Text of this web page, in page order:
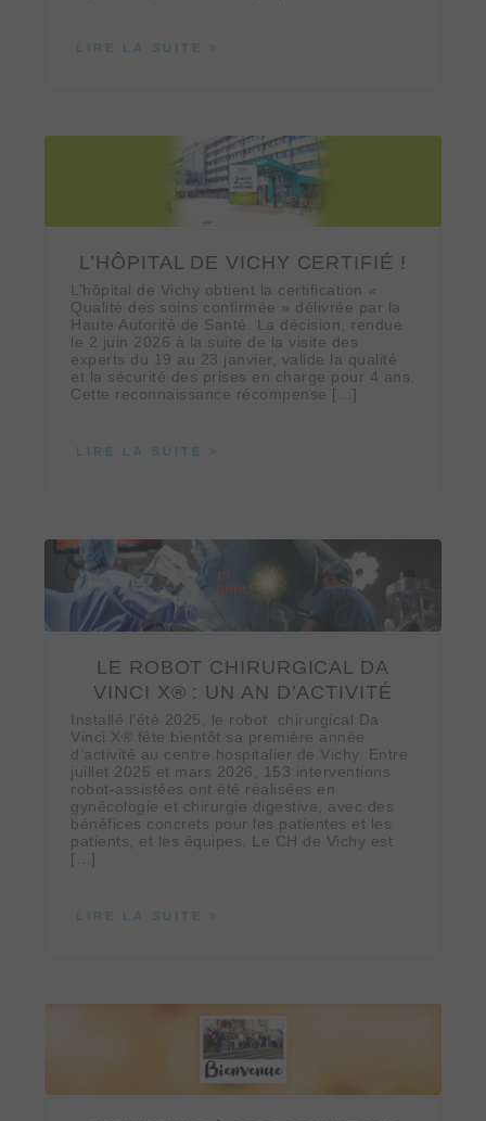
LIRE LA SUITE
L’HÔPITAL DE VICHY CERTIFIÉ !
L’hôpital de Vichy obtient la certification «
Qualité des soins confirmée » délivrée par la
Haute Autorité de Santé. La décision, rendue
le 2 juin 2026 à la suite de la visite des
experts du 19 au 23 janvier, valide la qualité
et la sécurité des prises en charge pour 4 ans.
Cette reconnaissance récompense […]
LIRE LA SUITE
LE ROBOT CHIRURGICAL DA
VINCI X® : UN AN D’ACTIVITÉ
Installé l’été 2025, le robot chirurgical Da
Vinci X® fête bientôt sa première année
d’activité au centre hospitalier de Vichy. Entre
juillet 2025 et mars 2026, 153 interventions
robot‑assistées ont été réalisées en
gynécologie et chirurgie digestive, avec des
bénéfices concrets pour les patientes et les
patients, et les équipes. Le CH de Vichy est
[…]
LIRE LA SUITE